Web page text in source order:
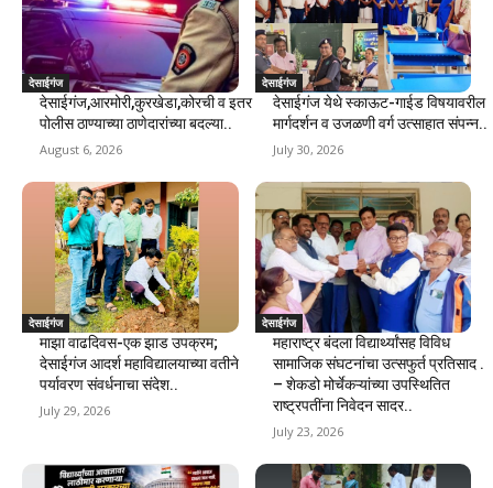
देसाईगंज
देसाईगंज,आरमोरी,कुरखेडा,कोरची व इतर
पोलीस ठाण्याच्या ठाणेदारांच्या बदल्या..
August 6, 2026
देसाईगंज
देसाईगंज येथे स्काऊट-गाईड विषयावरील
मार्गदर्शन व उजळणी वर्ग उत्साहात संपन्न..
July 30, 2026
देसाईगंज
माझा वाढदिवस-एक झाड उपक्रम;
देसाईगंज आदर्श महाविद्यालयाच्या वतीने
पर्यावरण संवर्धनाचा संदेश..
July 29, 2026
देसाईगंज
महाराष्ट्र बंदला विद्यार्थ्यांसह विविध
सामाजिक संघटनांचा उत्सफुर्त प्रतिसाद .
– शेकडो मोर्चेकऱ्यांच्या उपस्थितित
राष्ट्रपतींना निवेदन सादर..
July 23, 2026